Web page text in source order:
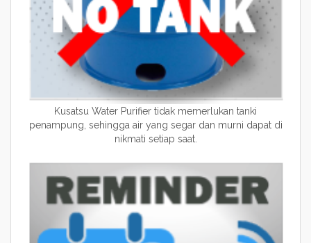
Kusatsu Water Purifier tidak memerlukan tanki
penampung, sehingga air yang segar dan murni dapat di
nikmati setiap saat.